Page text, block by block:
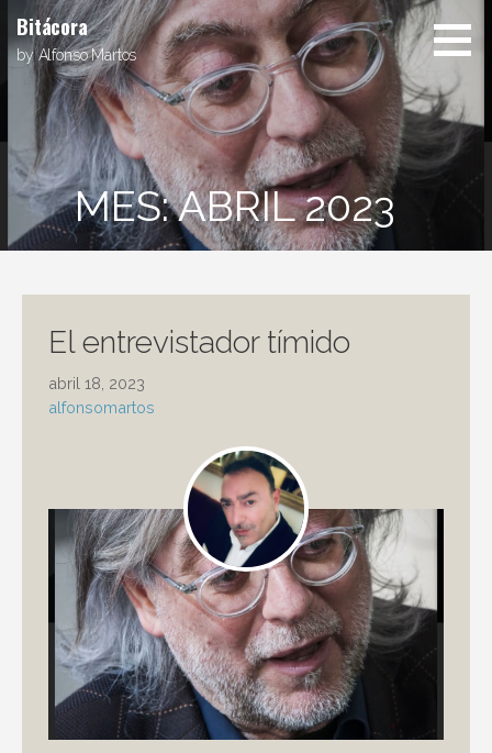
Saltar
contenido
Bitácora
by Alfonso Martos
MES: ABRIL 2023
El entrevistador tímido
abril 18, 2023
alfonsomartos